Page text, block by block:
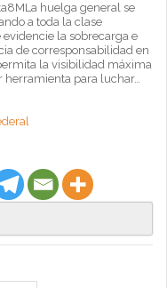
huelga general se
a toda la clase
la sobrecarga e
de corresponsabilidad en
la visibilidad máxima
herramienta para luchar…